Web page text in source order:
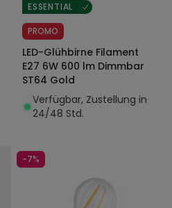
ESSENTIAL
PROMO
LED-Glühbirne Filament
E27 6W 600 lm Dimmbar
ST64 Gold
Verfügbar, Zustellung in
24/48 Std.
-7%